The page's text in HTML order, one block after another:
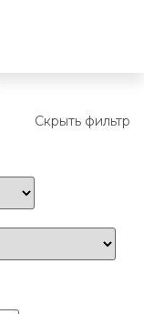
Скрыть фильтр